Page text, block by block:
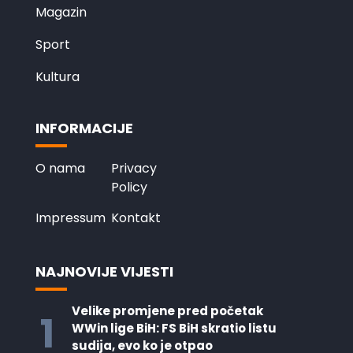
Magazin
Sport
Kultura
INFORMACIJE
O nama
Privacy
Policy
Impressum Kontakt
NAJNOVIJE VIJESTI
1
Velike promjene pred početak
WWin lige BiH: FS BiH skratio listu
sudija, evo ko je otpao